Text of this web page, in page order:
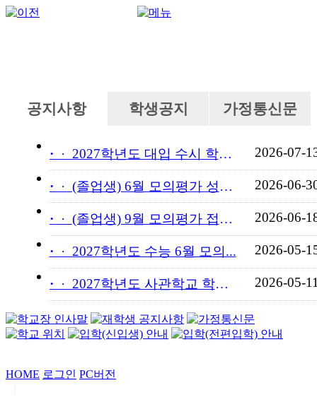
공지사항 학생공지 가정통신문
· 2027학년도 대입 수시 학교... 2026-07-
· (졸업생) 6월 모의평가 성적... 2026-06-
· (졸업생) 9월 모의평가 접수... 2026-06-
· 2027학년도 수능 6월 모의... 2026-05-
· 2027학년도 사관학교 학교장... 2026-05-
HOME 로그인 PC버전